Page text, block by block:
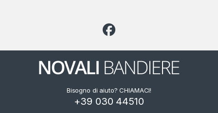
Bisogno di aiuto? CHIAMACI!
+39 030 44510